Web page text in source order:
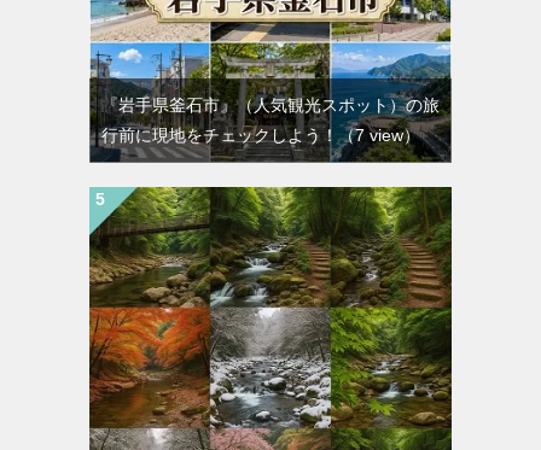
『岩手県釜石市』（人気観光スポット）の旅
行前に現地をチェックしよう！ （7 view）